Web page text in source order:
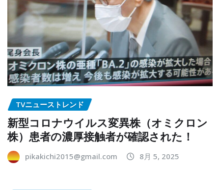
TVニューストレンド
新型コロナウイルス変異株（オミクロン
株）患者の濃厚接触者が確認された！
pikakichi2015@gmail.com 8月 5, 2025